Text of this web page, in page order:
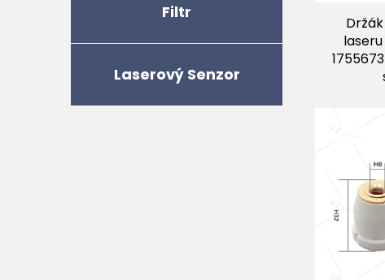
Filtr
Laserový Senzor
laseru